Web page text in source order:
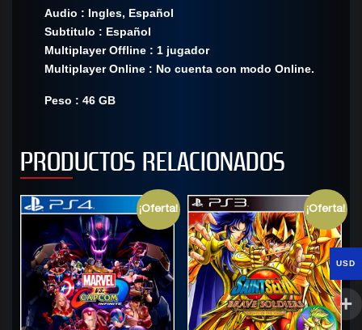
Audio : Ingles, Español
Subtitulo : Español
Multiplayer Offline : 1 jugador
Multiplayer Online : No cuenta con modo Online.
Peso : 46 GB
PRODUCTOS RELACIONADOS
¡Oferta! ¡Oferta!
USD